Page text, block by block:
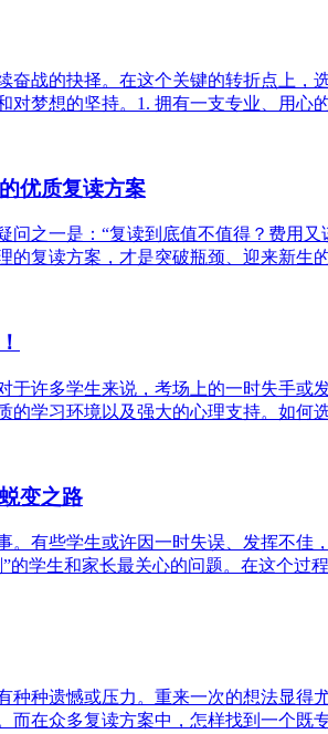
奋战的抉择。在这个关键的转折点上
对梦想的坚持。1. 拥有一支专业、用心
优质复读方案
之一是：“复读到底值不值得？费用
的复读方案，才是突破瓶颈、迎来新生
于许多学生来说，考场上的一时失手
的学习环境以及强大的心理支持。如何
变之路
。有些学生或许因一时失误、发挥不
的学生和家长最关心的问题。在这个过
种种遗憾或压力。重来一次的想法显
而在众多复读方案中，怎样找到一个